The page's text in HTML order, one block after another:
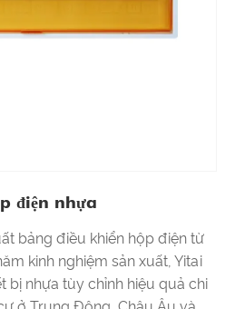
điện nhựa
bảng điều khiển hộp điện từ
kinh nghiệm sản xuất, Yitai
bị nhựa tùy chỉnh hiệu quả chi